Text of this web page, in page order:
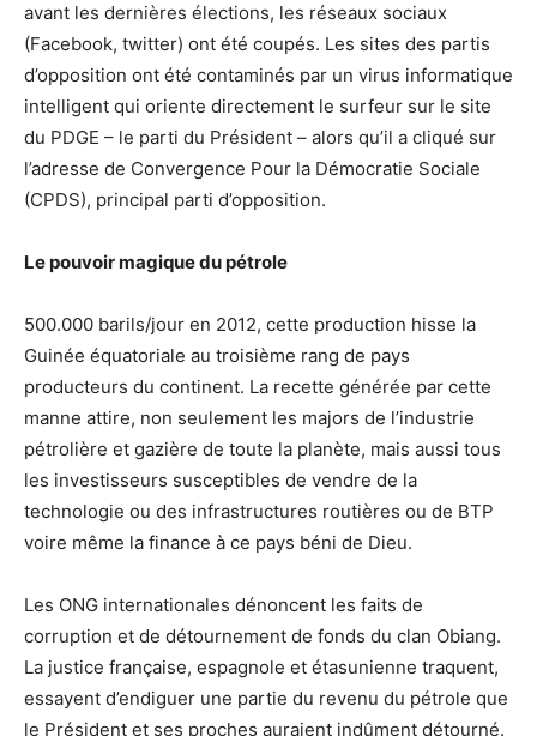
avant les dernières élections, les réseaux sociaux
(Facebook, twitter) ont été coupés. Les sites des partis
d’opposition ont été contaminés par un virus informatique
intelligent qui oriente directement le surfeur sur le site
du PDGE – le parti du Président – alors qu’il a cliqué sur
l’adresse de Convergence Pour la Démocratie Sociale
(CPDS), principal parti d’opposition.
Le pouvoir magique du pétrole
500.000 barils/jour en 2012, cette production hisse la
Guinée équatoriale au troisième rang de pays
producteurs du continent. La recette générée par cette
manne attire, non seulement les majors de l’industrie
pétrolière et gazière de toute la planète, mais aussi tous
les investisseurs susceptibles de vendre de la
technologie ou des infrastructures routières ou de BTP
voire même la finance à ce pays béni de Dieu.
Les ONG internationales dénoncent les faits de
corruption et de détournement de fonds du clan Obiang.
La justice française, espagnole et étasunienne traquent,
essayent d’endiguer une partie du revenu du pétrole que
le Président et ses proches auraient indûment détourné.